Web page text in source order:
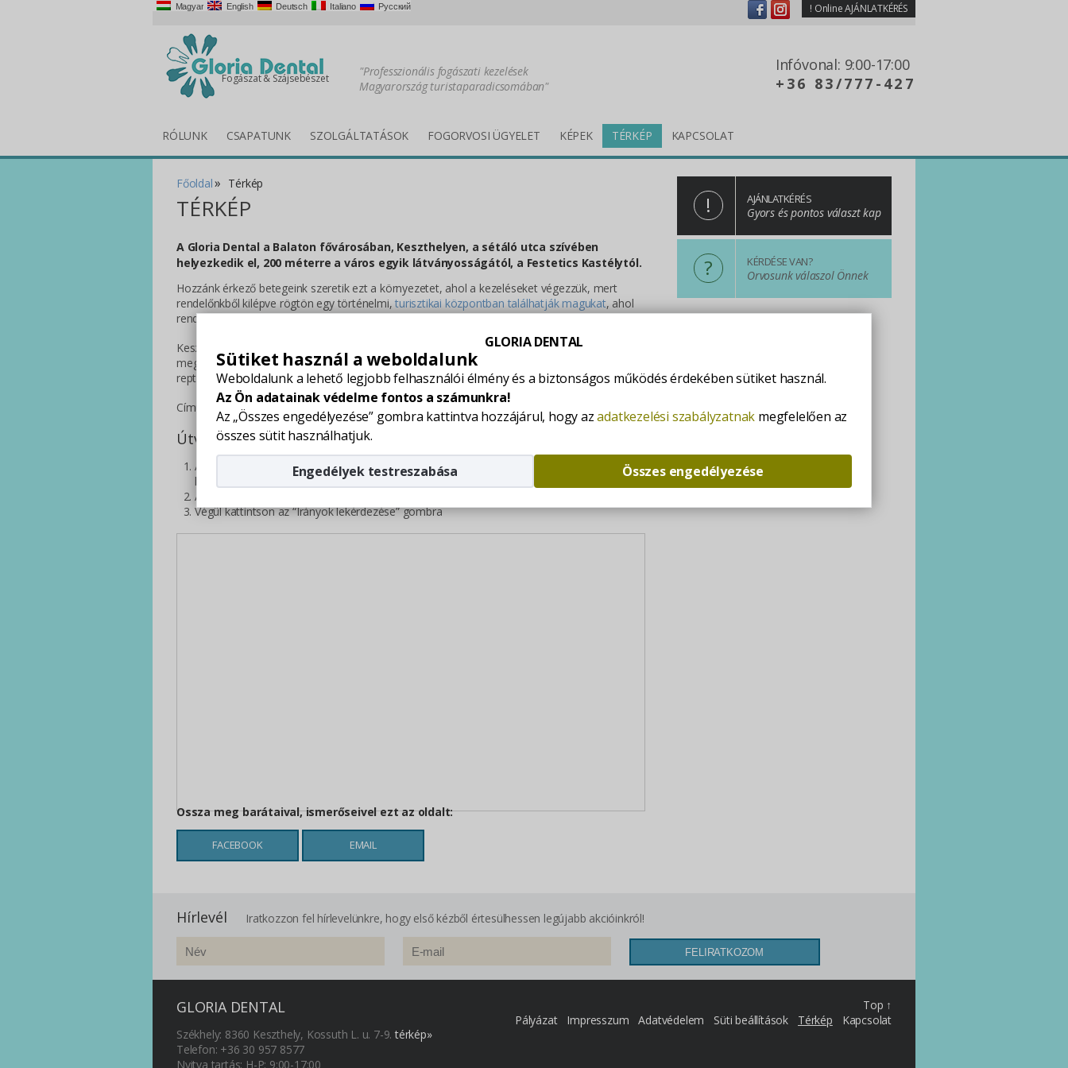
GLORIA DENTAL
Sütiket használ a weboldalunk
Weboldalunk a lehető legjobb felhasználói élmény és a biztonságos működés érdekében sütiket használ.
Az Ön adatainak védelme fontos a számunkra!
Az „Összes engedélyezése” gombra kattintva hozzájárul, hogy azadatkezelési szabályzatnak megfelelően az
összes sütit használhatjuk.
Összes engedélyezése
Engedélyek testreszabása
Magyar English Deutsch Italiano Русский ! Online AJÁNLATKÉRÉS
"Professzionális fogászati kezelések
Magyarország turistaparadicsomában"
Infóvonal: 9:00-17:00
+36 83/777-427
Fogászat & Szájsebészet
RÓLUNK CSAPATUNK SZOLGÁLTATÁSOK FOGORVOSI ÜGYELET KÉPEK TÉRKÉP KAPCSOLAT
Főoldal» Térkép
TÉRKÉP ! AJÁNLATKÉRÉS
Gyors és pontos választ kap
A Gloria Dental a Balaton fővárosában, Keszthelyen, a sétáló utca szívében
helyezkedik el, 200 méterre a város egyik látványosságától, a Festetics Kastélytól.
Hozzánk érkező betegeink szeretik ezt a környezetet, ahol a kezeléseket végezzük, mert
rendelőnkből kilépve rögtön egy történelmi,turisztikai központban találhatják magukat, ahol
rendkívül sok kikapcsolódási lehetőség van.
Keszthely az M7-es autópálya segítségével, repülővel a Sármelléki Repülőtér révén könnyen
megközelíthető. Transzfer szolgáltatásunkkal Zágráb, Bécs, Graz, Budapest és Sármellék
repteréről tudjuk pácienseinket a városba szállítani.
Címünk: 8360 Keszthely, Kossuth L. u. 7-9.
Útvonaltervezés menete
A lenti térképen kattintson a jelölőre, majd a buborékban lévő “útvonaltervezés” feliratú
linkre
A térkép alatt megjelenő “A” mezőbe adja meg címét (a kiindulási címet)
Végül kattintson az “Irányok lekérdezése” gombra
Ossza meg barátaival, ismerőseivel ezt az oldalt:
FACEBOOK EMAIL
? KÉRDÉSE VAN?
Orvosunk válaszol Önnek
Hírlevél Iratkozzon fel hírlevelünkre, hogy első kézből értesülhessen legújabb akcióinkról!
GLORIA DENTAL
Székhely: 8360 Keszthely, Kossuth L. u. 7-9.térkép»
Telefon: +36 30 957 8577
Nyitva tartás: H-P: 9:00-17:00
Top ↑
Pályázat
Impresszum Adatvédelem Süti beállítások Térkép Kapcsolat